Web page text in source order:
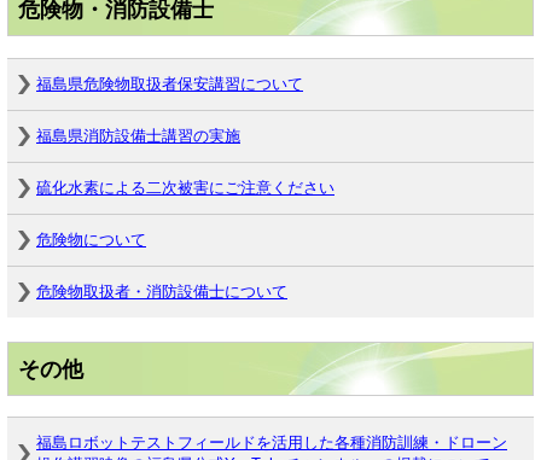
危険物・消防設備士
福島県危険物取扱者保安講習について
福島県消防設備士講習の実施
硫化水素による二次被害にご注意ください
危険物について
危険物取扱者・消防設備士について
その他
福島ロボットテストフィールドを活用した各種消防訓練・ドローン